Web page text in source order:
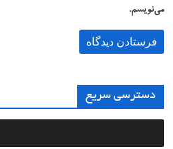
می‌نویسم.
دسترسی سریع